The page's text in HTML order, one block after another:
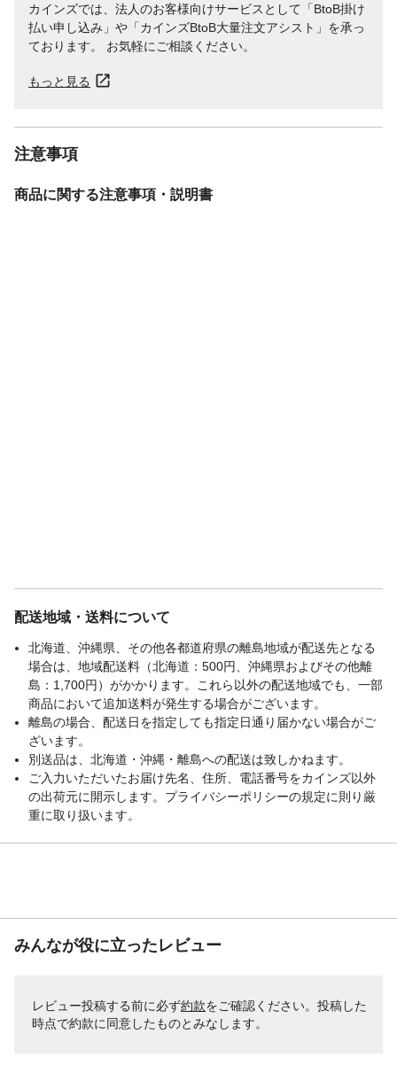
カインズでは、法人のお客様向けサービスとして「BtoB掛け
払い申し込み」や「カインズBtoB大量注文アシスト」を承っ
ております。 お気軽にご相談ください。
もっと見る
注意事項
商品に関する注意事項・説明書
配送地域・送料について
北海道、沖縄県、その他各都道府県の離島地域が配送先となる
場合は、地域配送料（北海道：500円、沖縄県およびその他離
島：1,700円）がかかります。これら以外の配送地域でも、一部
商品において追加送料が発生する場合がございます。
離島の場合、配送日を指定しても指定日通り届かない場合がご
ざいます。
別送品は、北海道・沖縄・離島への配送は致しかねます。
ご入力いただいたお届け先名、住所、電話番号をカインズ以外
の出荷元に開示します。プライバシーポリシーの規定に則り厳
重に取り扱います。
みんなが役に立ったレビュー
レビュー投稿する前に必ず約款をご確認ください。投稿した
時点で約款に同意したものとみなします。